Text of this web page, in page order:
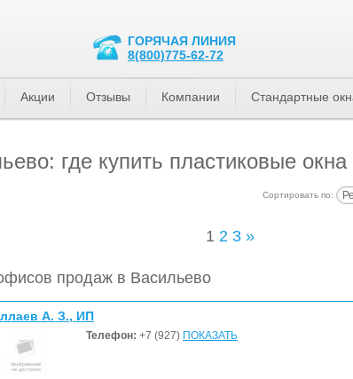
где купить пластиковые
Сортировать по:
1 2 3 »
продаж в Васильево
А. З., ИП
Телефон: +7 (927) ПОКАЗАТЬ
ГОРЯЧАЯ ЛИНИЯ
8(800)775-62-72
Акции Отзывы Компании Стандартные